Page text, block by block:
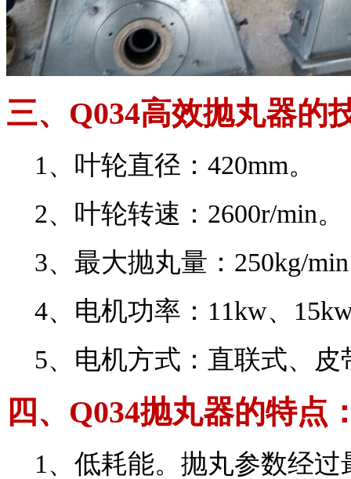
三、Q034高效抛丸器的
1、叶轮直径：420mm。
2、叶轮转速：2600r/min。
3、最大抛丸量：250kg/
4、电机功率：11kw、
5、电机方式：直联式、皮
四、Q034抛丸器的特点
1、低耗能。抛丸参数经过